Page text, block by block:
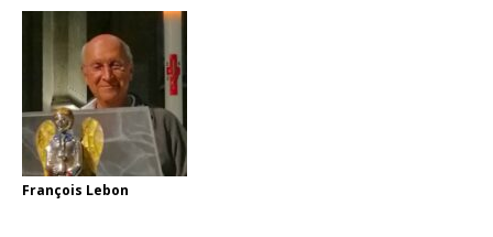
François Lebon